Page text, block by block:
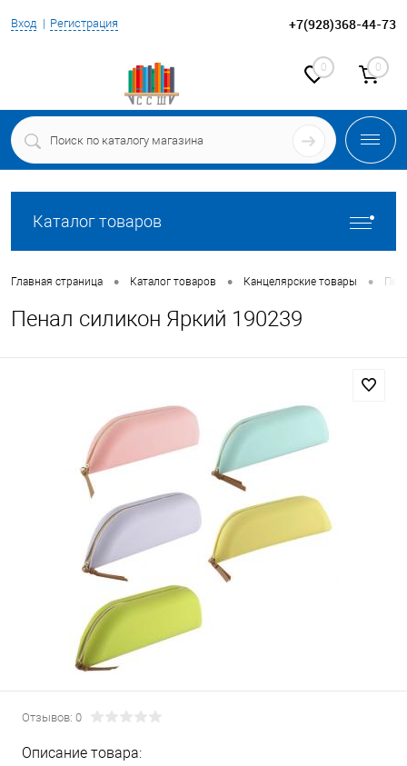
Вход Регистрация +7(928)368-44-73
0 0
Каталог товаров
Главная страница • Каталог товаров • Канцелярские товары •
Пенал силикон Яркий 190239
Отзывов: 0
Описание товара: